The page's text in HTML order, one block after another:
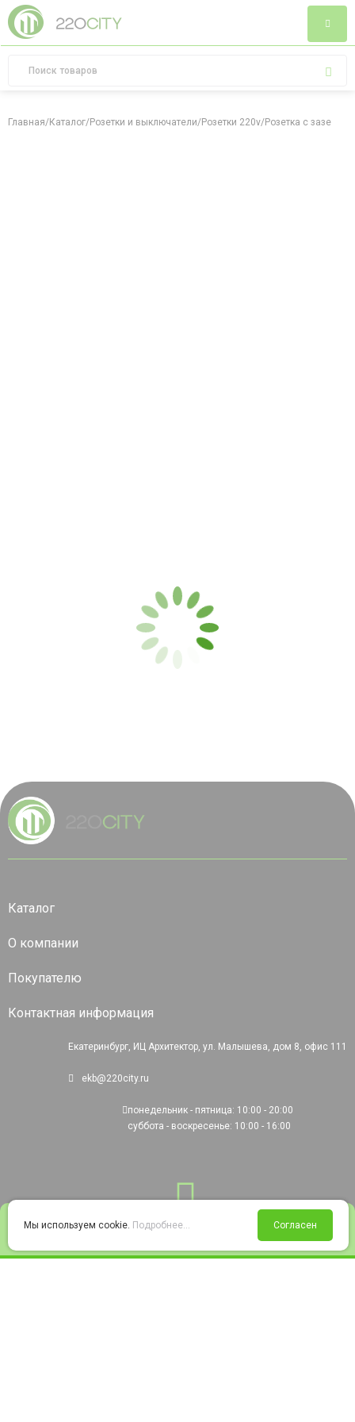
Войти Избранное Корзина
Главная/Каталог/Розетки и выключатели/Розетки 220v/Розетка с
Каталог
О компании
Покупателю
Контактная информация
Екатеринбург, ИЦ Архитектор, ул. Малышева, дом 8, офис 111
ekb@220city.ru
понедельник - пятница: 10:00 - 20:00
суббота - воскресенье: 10:00 - 16:00
Мы используем cookie. Подробнее... Согласен